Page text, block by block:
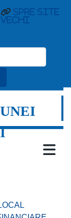
spre site
vechi